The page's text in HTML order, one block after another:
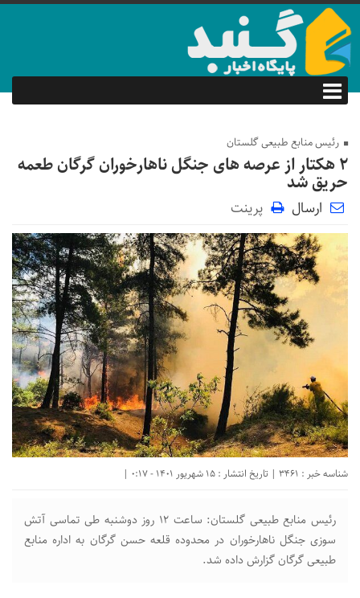
رئیس منابع طبیعی گلستان
۲ هکتار از عرصه های جنگل ناهارخوران گرگان طعمه
حریق شد
ارسال پرینت
شناسه خبر : 3461 | تاریخ انتشار : 15 شهریور 1401 - 0:17 |
رئیس منابع طبیعی گلستان: ساعت ۱۲ روز دوشنبه طی تماسی آتش
سوزی جنگل ناهارخوران در محدوده قلعه حسن گرگان به اداره منابع
طبیعی گرگان گزارش داده شد.